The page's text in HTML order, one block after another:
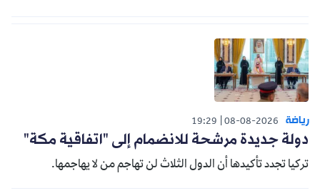
رياضة 08-08-2026
19:29
دولة جديدة مرشحة للانضمام إلى "اتفاقية مكة"
تركيا تجدد تأكيدها أن الدول الثلاث لن تهاجم من لا يهاجمها.